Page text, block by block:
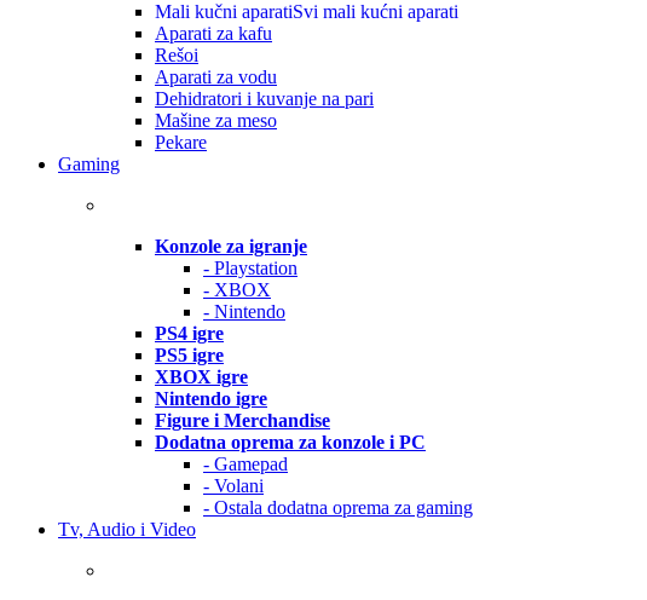
Mali kučni aparatiSvi mali kućni aparati
Aparati za kafu
Rešoi
Aparati za vodu
Dehidratori i kuvanje na pari
Mašine za meso
Pekare
Gaming
Konzole za igranje
- Playstation
- XBOX
- Nintendo
PS4 igre
PS5 igre
XBOX igre
Nintendo igre
Figure i Merchandise
Dodatna oprema za konzole i PC
- Gamepad
- Volani
- Ostala dodatna oprema za gaming
Tv, Audio i Video